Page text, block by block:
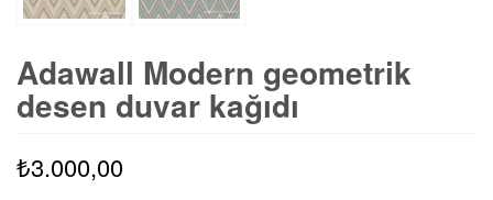
Adawall Modern geometrik
desen duvar kağıdı
₺3.000,00